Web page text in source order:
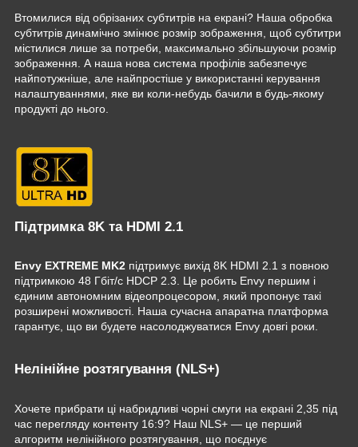
Втомилися від обрізаних субтитрів на екрані? Наша обробка
субтитрів динамічно змінює розмір зображення, щоб субтитри
містилися лише за потреби, максимально збільшуючи розмір
зображення. А наша нова система профілів забезпечує
найпотужніше, але найпростіше у використанні керування
налаштуваннями, яке ви коли-небудь бачили в будь-якому
продукті до нього.
Підтримка 8K та HDMI 2.1
Envy EXTREME MK2 підтримує вихід 8K HDMI 2.1 з повною
підтримкою 48 Гбіт/с HDCP 2.3. Це робить Envy першим і
єдиним автономним відеопроцесором, який пропонує такі
розширені можливості. Наша сучасна апаратна платформа
гарантує, що ви будете насолоджуватися Envy довгі роки.
Нелінійне розтягування (NLS+)
Хочете прибрати ці набридливі чорні смуги на екрані 2,35 під
час перегляду контенту 16:9? Наш NLS+ — це перший
алгоритм нелінійного розтягування, що поєднує